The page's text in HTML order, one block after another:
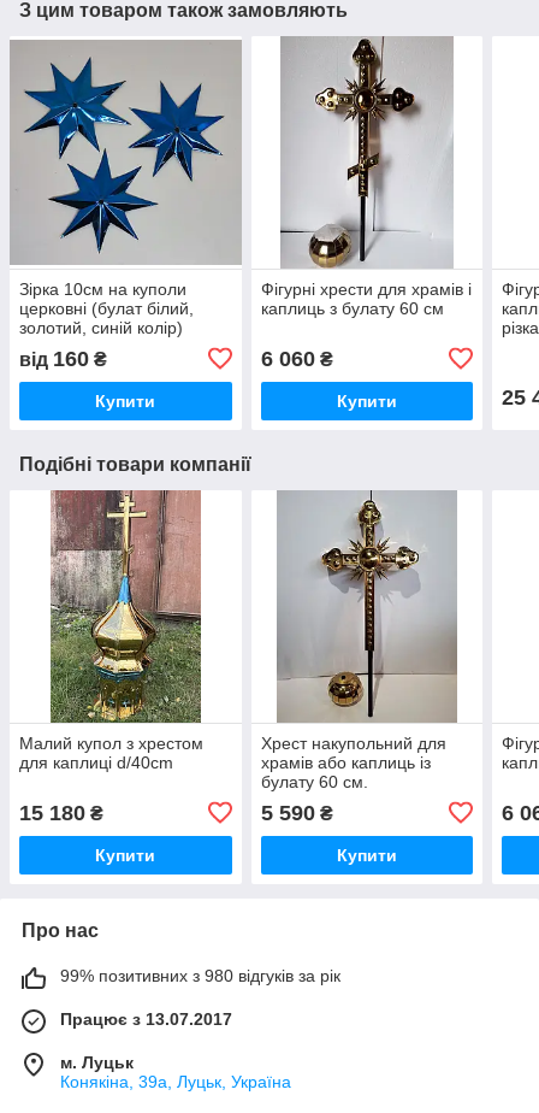
З цим товаром також замовляють
Зірка 10см на куполи
церковні (булат білий,
золотий, синій колір)
від 160 ₴
Купити
Фігурні хрести для храмів і
каплиць з булату 60 см
6 060₴
Купити 25
Подібні товари компанії
Малий купол з хрестом
для каплиці d/40cm
15 180 ₴
Купити
Хрест накупольний для
храмів або каплиць із
булату 60 см.
5 590₴
Купити
6
Про нас
99% позитивних з 980 відгуків за рік
Працює з 13.07.2017
м. Луцьк
Конякіна, 39а, Луцьк, Україна